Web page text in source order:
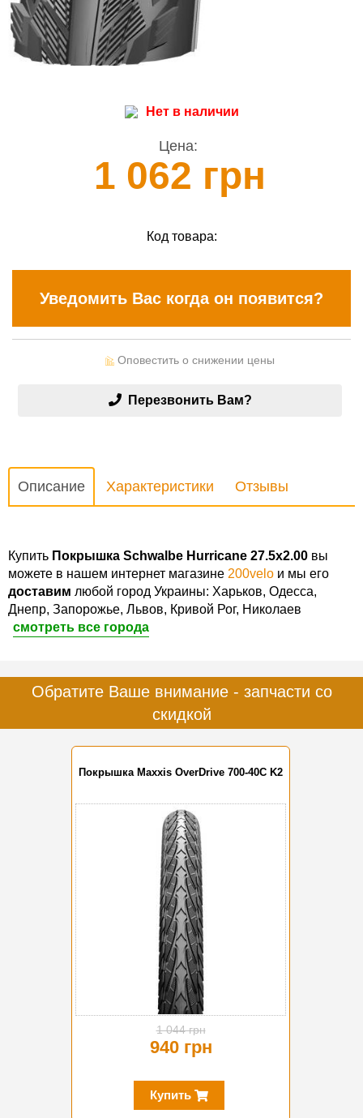
Нет в наличии
Цена:
1 062 грн
Код товара:
Уведомить Вас когда он появится?
Оповестить о снижении цены
Перезвонить Вам?
Описание Характеристики Отзывы
Купить Покрышка Schwalbe Hurricane 27.5x2.00 вы
можете в нашем интернет магазине 200velo и мы его
доставим любой город Украины: Харьков, Одесса,
Днепр, Запорожье, Львов, Кривой Рог, Николаев
смотреть все города
Обратите Ваше внимание - запчасти со
скидкой
Покрышка Maxxis OverDrive 700-40C K2
1 044 грн
940 грн
Купить